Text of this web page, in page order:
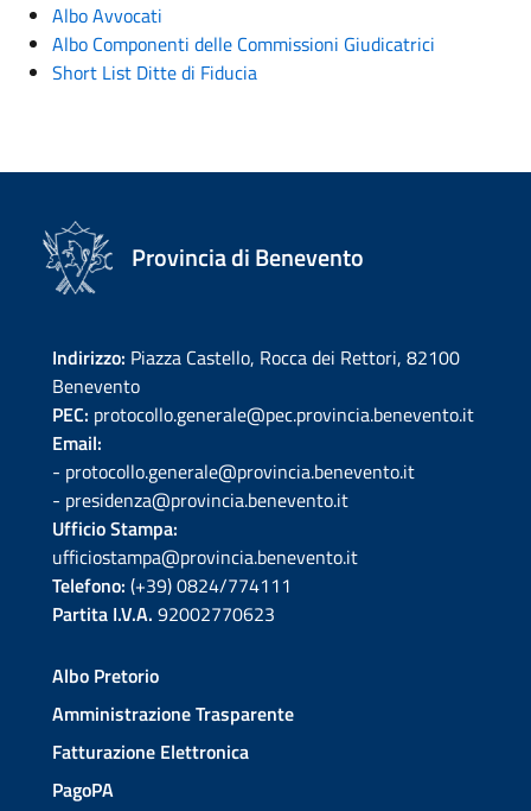
Albo Avvocati
Albo Componenti delle Commissioni Giudicatrici
Short List Ditte di Fiducia
Provincia di Benevento
Indirizzo: Piazza Castello, Rocca dei Rettori, 82100
Benevento
PEC: protocollo.generale@pec.provincia.benevento.it
Email:
- protocollo.generale@provincia.benevento.it
- presidenza@provincia.benevento.it
Ufficio Stampa:
ufficiostampa@provincia.benevento.it
Telefono: (+39) 0824/774111
Partita I.V.A. 92002770623
Albo Pretorio
Amministrazione Trasparente
Fatturazione Elettronica
PagoPA